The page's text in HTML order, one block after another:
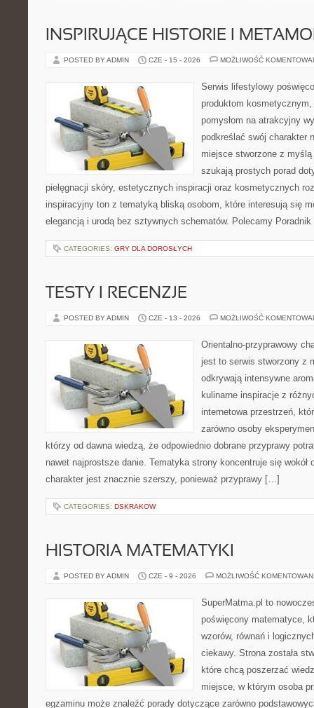
INSPIRUJĄCE HISTORIE I
POSTED BY ADMIN CZE - 15 - 2026 MOŻLIWOŚĆ
Serwis lifestylowy
produktom
pomysłom na atrakcyjny
podkreślać swój charakter
miejsce stworzone z
szukają prostych porad
pielęgnacji skóry, estetycznych inspiracji oraz kosmetycznych
inspiracyjny ton z tematyką bliską osobom, które interesują się
elegancją i urodą bez sztywnych schematów. Polecamy
CATEGORIES: GRY DLA DOROSŁYCH
TESTY I RECENZJE
POSTED BY ADMIN CZE - 13 - 2026 MOŻLIWOŚĆ
Orientalno-przyprawowy
jest to serwis stworzony z
odkrywają intensywne
kulinarne inspiracje z
internetowa przestrzeń,
zarówno osoby
którzy od dawna wiedzą, że odpowiednio dobrane przyprawy
nawet najprostsze danie. Tematyka strony koncentruje się wokół
charakter jest znacznie szerszy, ponieważ przyprawy […]
CATEGORIES: DSKRAKOW
HISTORIA MATEMATYKI
POSTED BY ADMIN CZE - 9 - 2026 MOŻLIWOŚĆ
SuperMatma.pl to
poświęcony matematyce,
wzorów, równań i
ciekawy. Strona została
które chcą poszerzać
miejsce, w którym osoba
egzaminu może znaleźć porady dotyczące zarówno